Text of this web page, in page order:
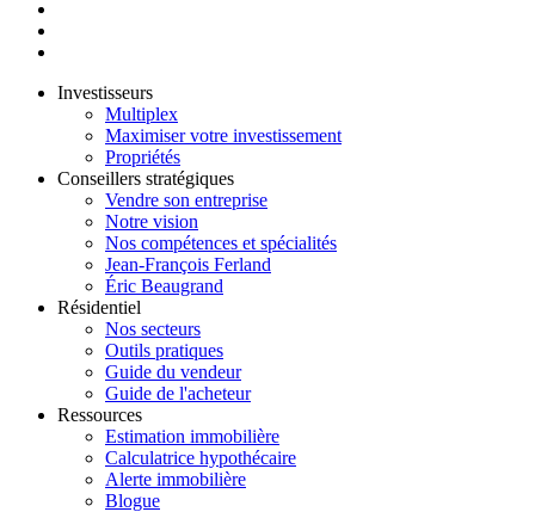
Investisseurs
Multiplex
Maximiser votre investissement
Propriétés
Conseillers stratégiques
Vendre son entreprise
Notre vision
Nos compétences et spécialités
Jean-François Ferland
Éric Beaugrand
Résidentiel
Nos secteurs
Outils pratiques
Guide du vendeur
Guide de l'acheteur
Ressources
Estimation immobilière
Calculatrice hypothécaire
Alerte immobilière
Blogue